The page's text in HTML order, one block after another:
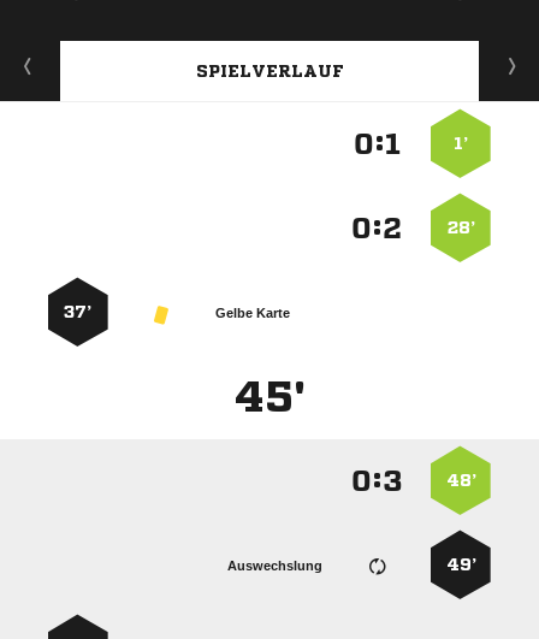
SPIELVERLAUF
1’
:
28’
:
Gelbe Karte
37’
45'
48’
:
49’
Auswechslung